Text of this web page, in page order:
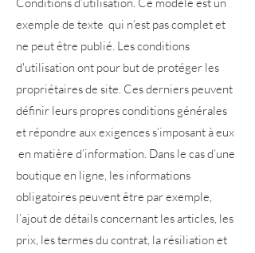
exemple de texte qui n’est pas complet et
ne peut être publié. Les conditions
d'utilisation ont pour but de protéger les
propriétaires de site. Ces derniers peuvent
définir leurs propres conditions générales
et répondre aux exigences s’imposant à eux
en matière d’information. Dans le cas d’une
boutique en ligne, les informations
obligatoires peuvent être par exemple,
l’ajout de détails concernant les articles, les
prix, les termes du contrat, la résiliation et